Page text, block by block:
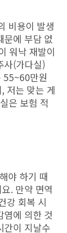
비용이 발생
문에 부담 없
워낙 재발이
사(가다실)
55~60만원
, 저는 맞는 게
은 보험 적
야 하기 때
. 만약 면역
강 회복 시
염에 의한 것
간이 지날수